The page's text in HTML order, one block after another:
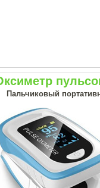
Пальчиковый